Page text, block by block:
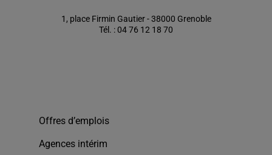
1, place Firmin Gautier - 38000 Grenoble
Tél. : 04 76 12 18 70
Offres d’emplois
Agences intérim